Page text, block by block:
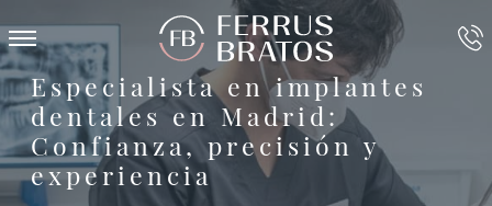
Especialista en implantes
dentales en Madrid:
Confianza, precisión y
experiencia